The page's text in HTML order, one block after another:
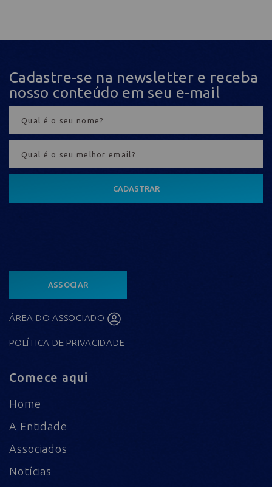
Cadastre-se na newsletter e receba
nosso conteúdo em seu e-mail
CADASTRAR
ASSOCIAR
ÁREA DO ASSOCIADO
POLÍTICA DE PRIVACIDADE
Comece aqui
Home
A Entidade
Associados
Notícias